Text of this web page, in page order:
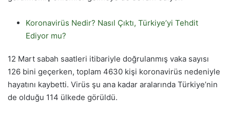
Koronavirüs Nedir? Nasıl Çıktı, Türkiye’yi Tehdit
Ediyor mu?
12 Mart sabah saatleri itibariyle doğrulanmış vaka sayısı
126 bini geçerken, toplam 4630 kişi koronavirüs nedeniyle
hayatını kaybetti. Virüs şu ana kadar aralarında Türkiye’nin
de olduğu 114 ülkede görüldü.